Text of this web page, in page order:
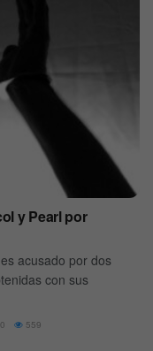
y Pearl por
acusado por dos
con sus
559